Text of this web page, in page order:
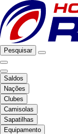
Pesquisar
Saldos
Nações
Clubes
Camisolas
Sapatilhas
Equipamento